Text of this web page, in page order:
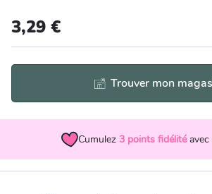
3,29 €
Trouver mon
Cumulez 3 points fidélité